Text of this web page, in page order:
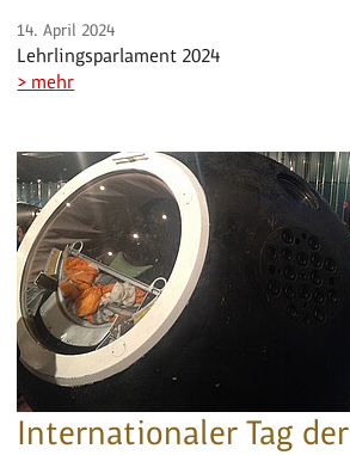
14. April 2024
Lehrlingsparlament 2024
> mehr
Internationaler Tag der